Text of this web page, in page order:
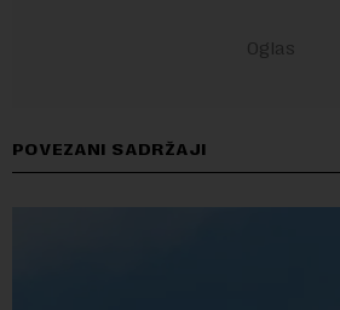
POVEZANI SADRŽAJI